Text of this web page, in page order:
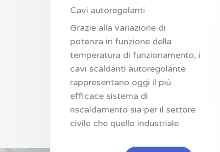
Cavi autoregolanti
Grazie alla variazione di
potenza in funzione della
temperatura di funzionamento, i
cavi scaldanti autoregolante
rappresentano oggi il più
efficace sistema di
riscaldamento sia per il settore
civile che quello industriale